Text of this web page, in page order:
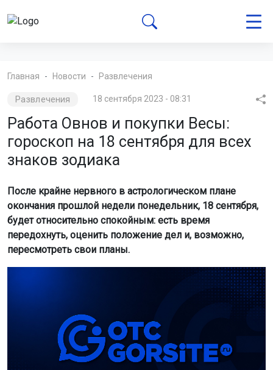
Главная Новости Развлечения
Развлечения 18 сентября 2023 - 08:31
Работа Овнов и покупки Весы:
гороскоп на 18 сентября для всех
знаков зодиака
После крайне нервного в астрологическом плане
окончания прошлой недели понедельник, 18 сентября,
будет относительно спокойным: есть время
передохнуть, оценить положение дел и, возможно,
пересмотреть свои планы.